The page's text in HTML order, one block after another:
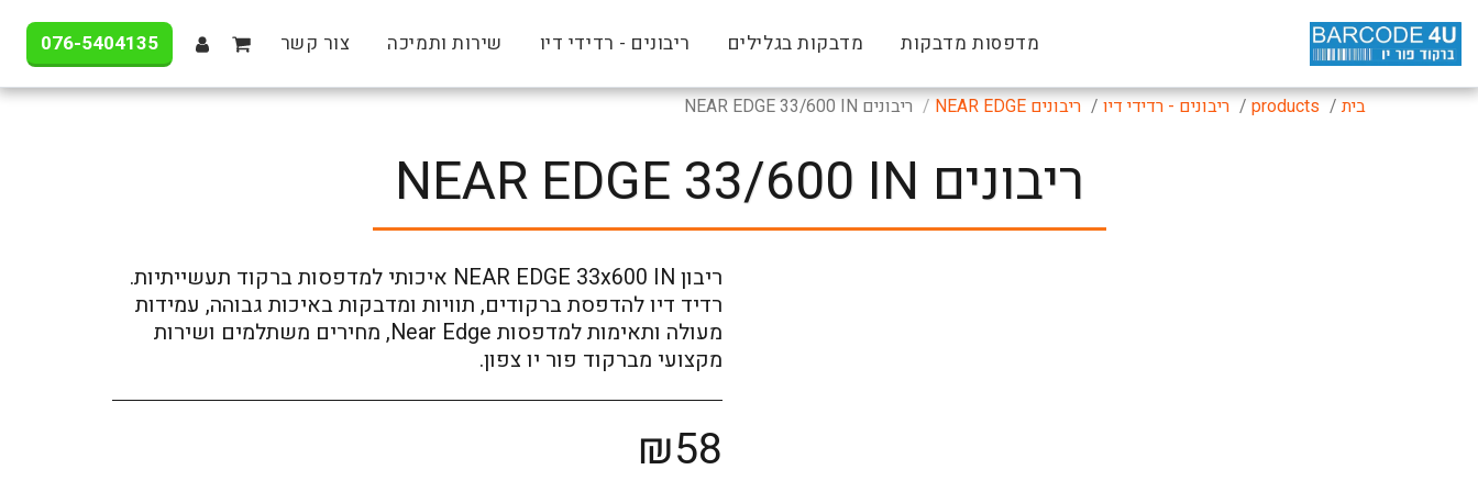
מדפסות מדבקות מדבקות בגלילים ריבונים - רדידי דיו שירות ותמיכה צור קשר 076-5404135
בית products ריבונים - רדידי דיו ריבונים NEAR EDGE ריבונים NEAR EDGE 33/600 IN
ריבונים NEAR EDGE 33/600 IN
ריבון NEAR EDGE 33x600 IN איכותי למדפסות ברקוד תעשייתיות.
רדיד דיו להדפסת ברקודים, תוויות ומדבקות באיכות גבוהה, עמידות
מעולה ותאימות למדפסות Near Edge, מחירים משתלמים ושירות
מקצועי מברקוד פור יו צפון.
₪58